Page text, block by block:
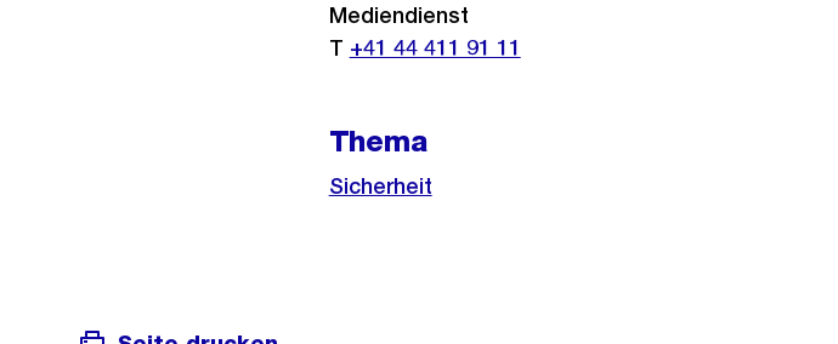
Mediendienst
T +41 44 411 91 11
Thema
Sicherheit